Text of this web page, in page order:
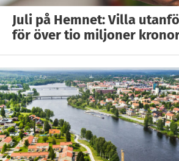
Juli på Hemnet: Villa
för över tio miljoner